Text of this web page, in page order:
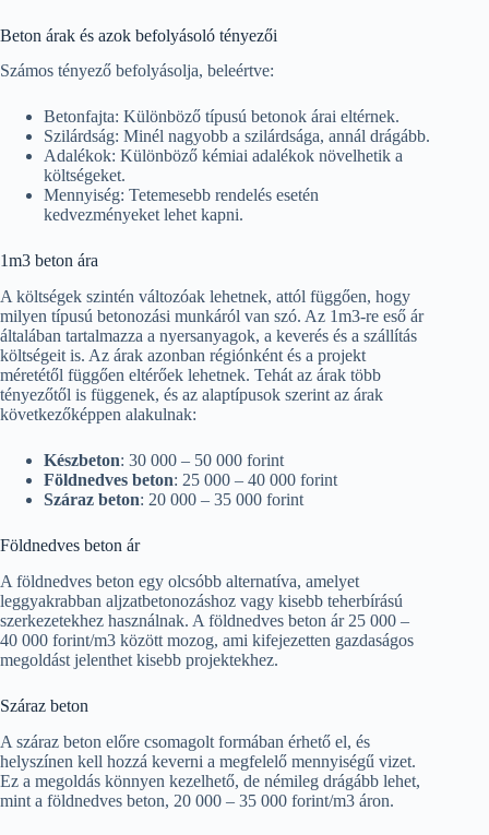
Beton árak és azok befolyásoló tényezői
Számos tényező befolyásolja, beleértve:
Betonfajta: Különböző típusú betonok árai eltérnek.
Szilárdság: Minél nagyobb a szilárdsága, annál drágább.
Adalékok: Különböző kémiai adalékok növelhetik a
költségeket.
Mennyiség: Tetemesebb rendelés esetén
kedvezményeket lehet kapni.
1m3 beton ára
A költségek szintén változóak lehetnek, attól függően, hogy
milyen típusú betonozási munkáról van szó. Az 1m3-re eső ár
általában tartalmazza a nyersanyagok, a keverés és a szállítás
költségeit is. Az árak azonban régiónként és a projekt
méretétől függően eltérőek lehetnek. Tehát az árak több
tényezőtől is függenek, és az alaptípusok szerint az árak
következőképpen alakulnak:
Készbeton: 30 000 – 50 000 forint
Földnedves beton: 25 000 – 40 000 forint
Száraz beton: 20 000 – 35 000 forint
Földnedves beton ár
A földnedves beton egy olcsóbb alternatíva, amelyet
leggyakrabban aljzatbetonozáshoz vagy kisebb teherbírású
szerkezetekhez használnak. A földnedves beton ár 25 000 –
40 000 forint/m3 között mozog, ami kifejezetten gazdaságos
megoldást jelenthet kisebb projektekhez.
Száraz beton
A száraz beton előre csomagolt formában érhető el, és
helyszínen kell hozzá keverni a megfelelő mennyiségű vizet.
Ez a megoldás könnyen kezelhető, de némileg drágább lehet,
mint a földnedves beton, 20 000 – 35 000 forint/m3 áron.